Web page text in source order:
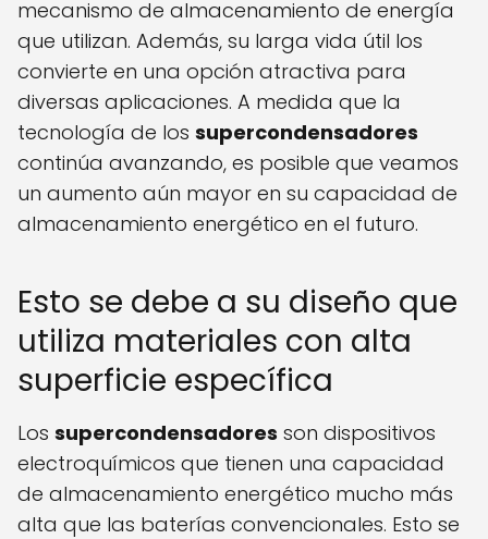
mecanismo de almacenamiento de energía
que utilizan. Además, su larga vida útil los
convierte en una opción atractiva para
diversas aplicaciones. A medida que la
tecnología de los supercondensadores
continúa avanzando, es posible que veamos
un aumento aún mayor en su capacidad de
almacenamiento energético en el futuro.
Esto se debe a su diseño que
utiliza materiales con alta
superficie específica
Los supercondensadores son dispositivos
electroquímicos que tienen una capacidad
de almacenamiento energético mucho más
alta que las baterías convencionales. Esto se